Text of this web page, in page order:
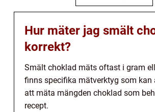
Hur mäter jag smält
korrekt?
Smält choklad mäts oftast i gram
finns specifika mätverktyg som kan
att mäta mängden choklad som
recept.